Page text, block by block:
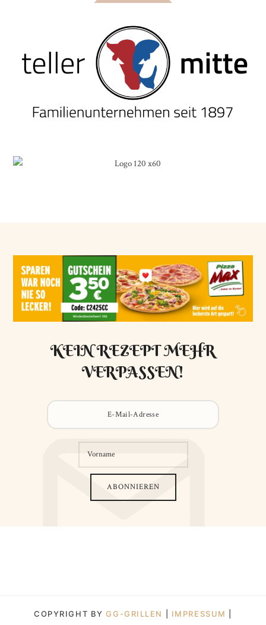
KEIN REZEPT MEHR
VERPASSEN!
COPYRIGHT BYGG-GRILLEN IMPRESSUM